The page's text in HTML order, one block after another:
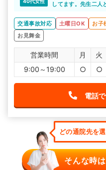
してます。先生二人
交通事故対応
土曜日OK お子
お見舞金
営業時間 月 火
9:00～19:00
○ ○
電話
どの通院先を
そんな時